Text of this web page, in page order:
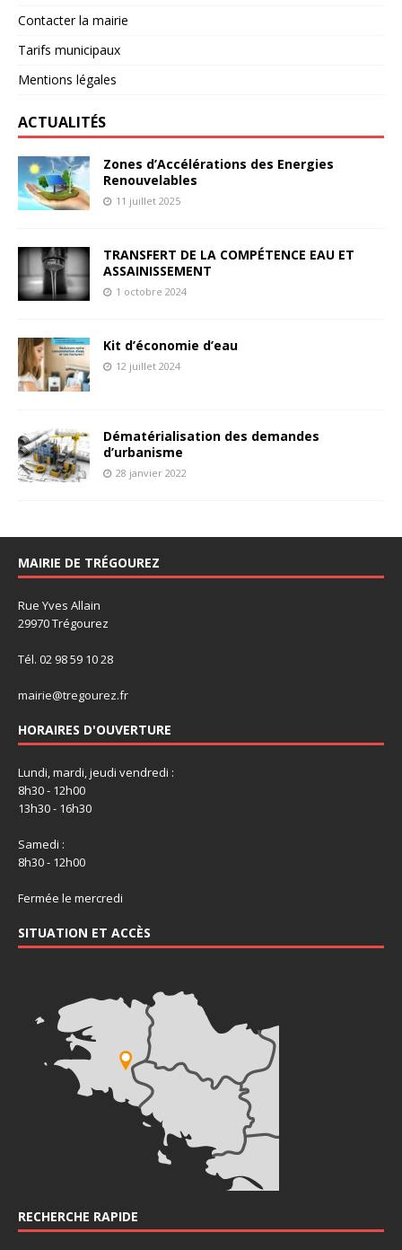
Contacter la mairie
Tarifs municipaux
Mentions légales
ACTUALITÉS
Zones d’Accélérations des Energies
Renouvelables
11 juillet 2025
TRANSFERT DE LA COMPÉTENCE EAU ET
ASSAINISSEMENT
1 octobre 2024
Kit d’économie d’eau
12 juillet 2024
Dématérialisation des demandes
d’urbanisme
28 janvier 2022
MAIRIE DE TRÉGOUREZ
Rue Yves Allain
29970 Trégourez
Tél. 02 98 59 10 28
mairie@tregourez.fr
HORAIRES D'OUVERTURE
Lundi, mardi, jeudi vendredi :
8h30 - 12h00
13h30 - 16h30
Samedi :
8h30 - 12h00
Fermée le mercredi
SITUATION ET ACCÈS
RECHERCHE RAPIDE